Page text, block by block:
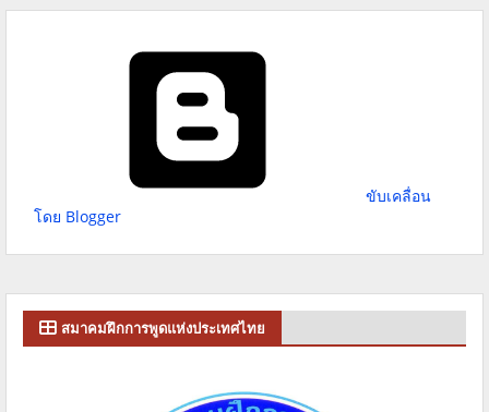
ขับเคลื่อน
โดย Blogger
สมาคมฝึกการพูดแห่งประเทศไทย